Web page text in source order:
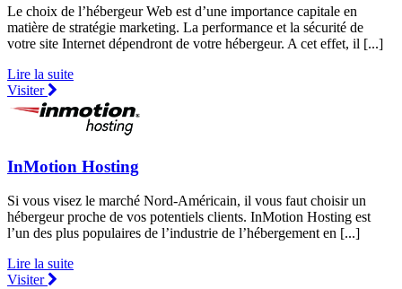
Le choix de l’hébergeur Web est d’une importance capitale en
matière de stratégie marketing. La performance et la sécurité de
votre site Internet dépendront de votre hébergeur. A cet effet, il [...]
Lire la suite
Visiter
InMotion Hosting
Si vous visez le marché Nord-Américain, il vous faut choisir un
hébergeur proche de vos potentiels clients. InMotion Hosting est
l’un des plus populaires de l’industrie de l’hébergement en [...]
Lire la suite
Visiter